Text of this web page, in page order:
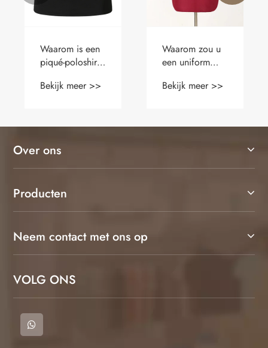
Waarom is een
piqué-poloshirt
mouwen de
stijl en
veelzijdigheid
Bekijk meer >>
Waarom zou u
een uniform
kiezen voor uw
Bekijk meer >>
Over ons
Producten
Neem contact met ons op
VOLG ONS